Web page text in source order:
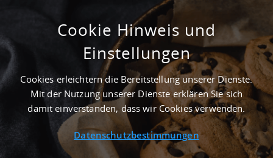
NEUWERTIG - 6.572 M² LAGERFLÄCHE IN
IBBENBÜREN AN DER AUTOBAHN A 30 -
LANDKREIS STEINFURT
Startseite/ Immobiliensuche/ Detailansicht
Cookie Hinweis und
Einstellungen
Cookies erleichtern die Bereitstellung unserer Dienste.
Mit der Nutzung unserer Dienste erklären Sie sich
damit einverstanden, dass wir Cookies verwenden.
Datenschutzbestimmungen